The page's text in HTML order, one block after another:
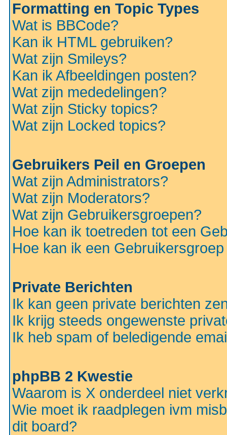
Formatting en Topic Types
Wat is BBCode?
Kan ik HTML gebruiken?
Wat zijn Smileys?
Kan ik Afbeeldingen posten?
Wat zijn mededelingen?
Wat zijn Sticky topics?
Wat zijn Locked topics?
Gebruikers Peil en Groepen
Wat zijn Administrators?
Wat zijn Moderators?
Wat zijn Gebruikersgroepen?
Hoe kan ik toetreden tot een
Hoe kan ik een
Private Berichten
Ik kan geen private berichten
Ik krijg steeds ongewenste
Ik heb spam of beledigende
phpBB 2 Kwestie
Waarom is X onderdeel niet
Wie moet ik raadplegen ivm
dit board?